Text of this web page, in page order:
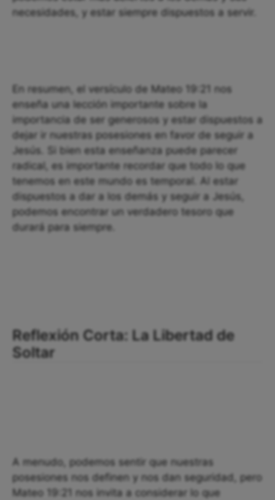
necesidades, y estar siempre dispuestos a servir.
En resumen, el versículo de Mateo 19:21 nos
enseña una lección importante sobre la
importancia de ser generosos y estar dispuestos a
dejar ir nuestras posesiones en favor de seguir a
Jesús. Si bien esta enseñanza puede parecer
radical, es importante recordar que todo lo que
tenemos en este mundo es temporal. Al estar
dispuestos a dar a los demás y seguir a Jesús,
podemos encontrar un verdadero tesoro que
durará para siempre.
Reflexión Corta: La Libertad de
Soltar
A menudo, podemos sentir que nuestras
posesiones nos definen y nos dan seguridad, pero
Mateo 19:21 nos invita a considerar lo que